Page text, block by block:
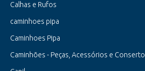
Calhas e Rufos
caminhoes pipa
Caminhoes Pipa
Caminhões - Peças, Acessórios e Conserto